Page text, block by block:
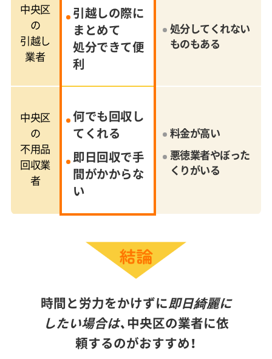
中央区
の
引越し
業者
引越しの際に
まとめて
処分できて便
利
処分してくれない
ものもある
中央区
の
不用品
回収業
者
何でも回収し
てくれる
即日回収で手
間がかからな
い
料金が高い
悪徳業者やぼった
くりがいる
時間と労力をかけずに即日綺麗に
したい場合は、中央区の業者に依
頼するのがおすすめ！